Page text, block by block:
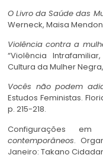
O Livro da Saúde das
Werneck, Maisa
Violência contra a
“Violência
Cultura da Mulher
Vocês não podem
Estudos Feministas.
p. 215-218.
Configurações
contemporâneos.
Janeiro: Takano